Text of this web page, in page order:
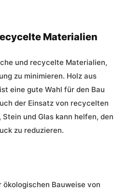
Materialien
und recycelte Materialien,
zu minimieren. Holz aus
eine gute Wahl für den Bau
der Einsatz von recycelten
und Glas kann helfen, den
zu reduzieren.
ökologischen Bauweise von